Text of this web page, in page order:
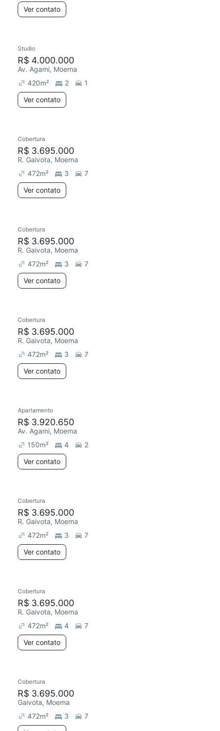
Ver contato
Studio
R$ 4.000.000
Av. Agami, Moema
420m² 2
1
Ver contato
Cobertura
R$ 3.695.000
R. Gaivota, Moema
472m² 3
7
Ver contato
Cobertura
R$ 3.695.000
R. Gaivota, Moema
472m² 3
7
Ver contato
Cobertura
R$ 3.695.000
R. Gaivota, Moema
472m² 3
7
Ver contato
Apartamento
R$ 3.920.650
Av. Agami, Moema
150m² 4
2
Ver contato
Cobertura
R$ 3.695.000
R. Gaivota, Moema
472m² 3
7
Ver contato
Cobertura
R$ 3.695.000
R. Gaivota, Moema
472m² 4
7
Ver contato
Cobertura
R$ 3.695.000
Gaivota, Moema
472m² 3
7